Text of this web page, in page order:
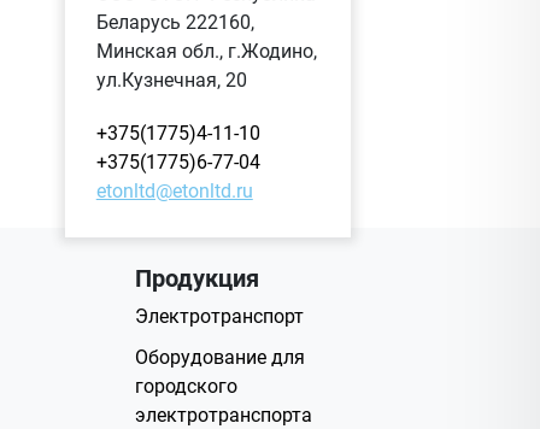
Беларусь 222160,
Минская обл., г.Жодино,
ул.Кузнечная, 20
+375(1775)4-11-10
+375(1775)6-77-04
etonltd@etonltd.ru
Продукция
Электротранспорт
Оборудование для
городского
электротранспорта